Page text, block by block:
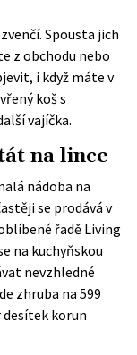
Spousta jich
z obchodu nebo
i když máte v
koš s
vajíčka.
na lince
nádoba na
se prodává v
řadě Living
na kuchyňskou
nevzhledné
zhruba na 599
desítek korun